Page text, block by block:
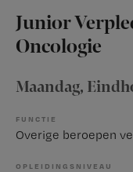
Junior
Oncologie
Maandag,
FUNCTIE
OPLEIDINGSNIVEAU